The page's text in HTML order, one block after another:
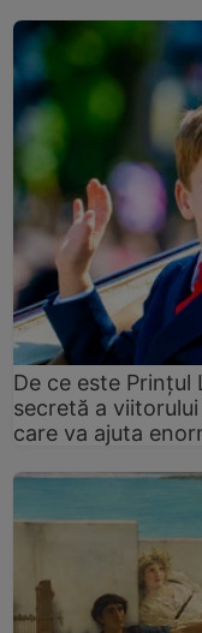
De ce este Prințul
secretă a
care va ajuta